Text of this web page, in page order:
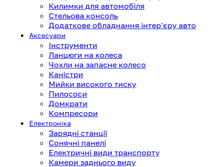
Килимки для автомобіля
Стельова консоль
Додаткове обладнання інтер'єру авто
Аксесуари
Інструменти
Ланцюги на колеса
Чохли на запасне колесо
Каністри
Мийки високого тиску
Пилососи
Домкрати
Компресори
Електроніка
Зарядні станції
Сонячні панелі
Електричні види транспорту
Камери заднього виду